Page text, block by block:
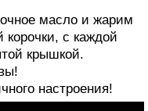
масло и жарим
корочки, с каждой
крышкой.
настроения!